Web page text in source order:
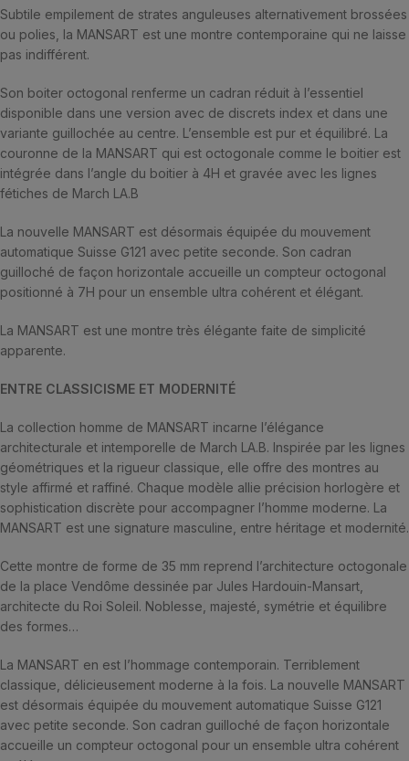
Subtile empilement de strates anguleuses alternativement brossées
ou polies, la MANSART est une montre contemporaine qui ne laisse
pas indifférent.
Son boiter octogonal renferme un cadran réduit à l’essentiel
disponible dans une version avec de discrets index et dans une
variante guillochée au centre. L’ensemble est pur et équilibré. La
couronne de la MANSART qui est octogonale comme le boitier est
intégrée dans l’angle du boitier à 4H et gravée avec les lignes
fétiches de March LA.B
La nouvelle MANSART est désormais équipée du mouvement
automatique Suisse G121 avec petite seconde. Son cadran
guilloché de façon horizontale accueille un compteur octogonal
positionné à 7H pour un ensemble ultra cohérent et élégant.
La MANSART est une montre très élégante faite de simplicité
apparente.
ENTRE CLASSICISME ET MODERNITÉ
La collection homme de MANSART incarne l’élégance
architecturale et intemporelle de March LA.B. Inspirée par les lignes
géométriques et la rigueur classique, elle offre des montres au
style affirmé et raffiné. Chaque modèle allie précision horlogère et
sophistication discrète pour accompagner l’homme moderne. La
MANSART est une signature masculine, entre héritage et modernité.
Cette montre de forme de 35 mm reprend l’architecture octogonale
de la place Vendôme dessinée par Jules Hardouin-Mansart,
architecte du Roi Soleil. Noblesse, majesté, symétrie et équilibre
des formes…
La MANSART en est l’hommage contemporain. Terriblement
classique, délicieusement moderne à la fois. La nouvelle MANSART
est désormais équipée du mouvement automatique Suisse G121
avec petite seconde. Son cadran guilloché de façon horizontale
accueille un compteur octogonal pour un ensemble ultra cohérent